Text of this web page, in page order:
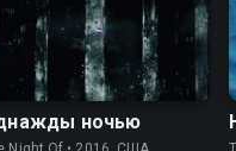
8.4
ночью